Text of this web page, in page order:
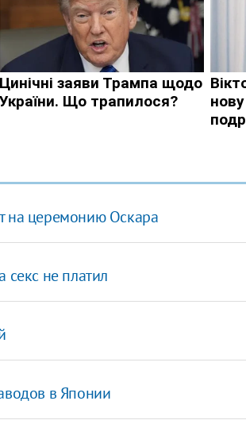
на церемонию Оскара
секс не платил
в Японии